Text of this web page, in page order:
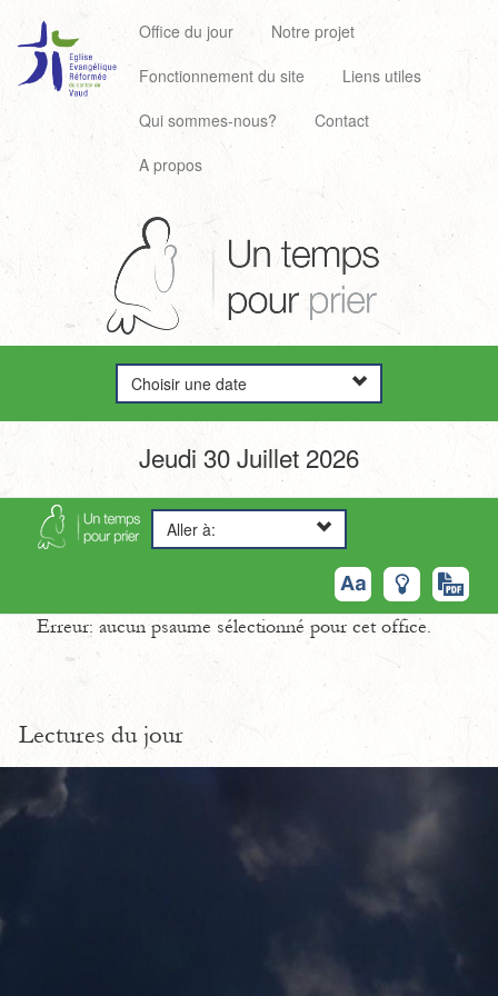
Office du jour
Notre projet
Fonctionnement du site
Liens utiles
Qui sommes-nous?
Contact
A propos
Choisir une date
Jeudi 30 Juillet 2026
Aller à:
Erreur: aucun psaume sélectionné pour cet office.
Lectures du jour